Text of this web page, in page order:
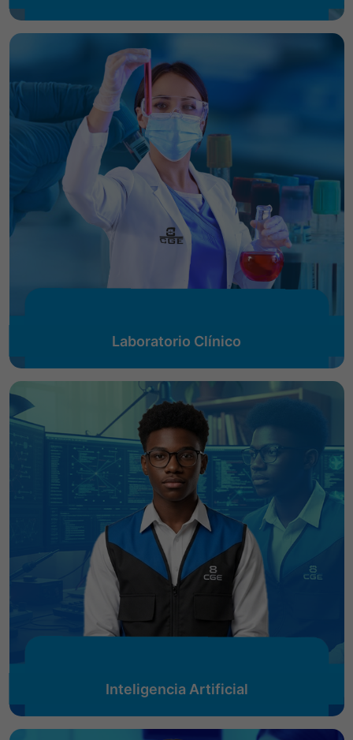
Laboratorio Clínico
Inteligencia Artificial